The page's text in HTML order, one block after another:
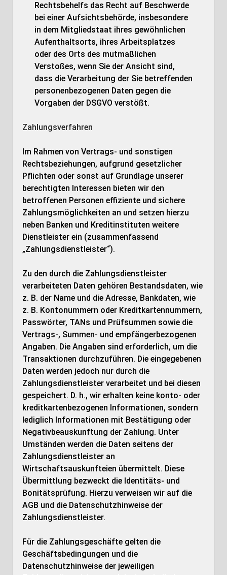
Rechtsbehelfs das Recht auf Beschwerde
bei einer Aufsichtsbehörde, insbesondere
in dem Mitgliedstaat ihres gewöhnlichen
Aufenthaltsorts, ihres Arbeitsplatzes
oder des Orts des mutmaßlichen
Verstoßes, wenn Sie der Ansicht sind,
dass die Verarbeitung der Sie betreffenden
personenbezogenen Daten gegen die
Vorgaben der DSGVO verstößt.
Zahlungsverfahren
Im Rahmen von Vertrags- und sonstigen
Rechtsbeziehungen, aufgrund gesetzlicher
Pflichten oder sonst auf Grundlage unserer
berechtigten Interessen bieten wir den
betroffenen Personen effiziente und sichere
Zahlungsmöglichkeiten an und setzen hierzu
neben Banken und Kreditinstituten weitere
Dienstleister ein (zusammenfassend
„Zahlungsdienstleister“).
Zu den durch die Zahlungsdienstleister
verarbeiteten Daten gehören Bestandsdaten, wie
z. B. der Name und die Adresse, Bankdaten, wie
z. B. Kontonummern oder Kreditkartennummern,
Passwörter, TANs und Prüfsummen sowie die
Vertrags-, Summen- und empfängerbezogenen
Angaben. Die Angaben sind erforderlich, um die
Transaktionen durchzuführen. Die eingegebenen
Daten werden jedoch nur durch die
Zahlungsdienstleister verarbeitet und bei diesen
gespeichert. D. h., wir erhalten keine konto- oder
kreditkartenbezogenen Informationen, sondern
lediglich Informationen mit Bestätigung oder
Negativbeauskunftung der Zahlung. Unter
Umständen werden die Daten seitens der
Zahlungsdienstleister an
Wirtschaftsauskunfteien übermittelt. Diese
Übermittlung bezweckt die Identitäts- und
Bonitätsprüfung. Hierzu verweisen wir auf die
AGB und die Datenschutzhinweise der
Zahlungsdienstleister.
Für die Zahlungsgeschäfte gelten die
Geschäftsbedingungen und die
Datenschutzhinweise der jeweiligen